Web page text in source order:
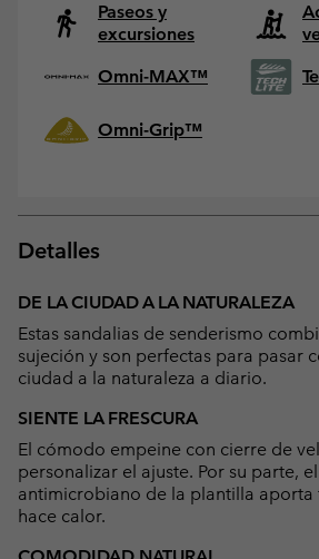
Paseos y
excursiones
Omni-MAX™
Omni-Grip™
Detalles
DE LA CIUDAD A LA NATURALEZA
Estas sandalias de senderismo
sujeción y son perfectas para pasar
ciudad a la naturaleza a diario.
SIENTE LA FRESCURA
El cómodo empeine con cierre de
personalizar el ajuste. Por su parte,
antimicrobiano de la plantilla aporta
hace calor.